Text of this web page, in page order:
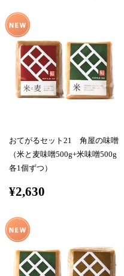
おてがるセット21 角屋の味噌
（米と麦味噌500g+米味噌500g
各1個ずつ）
¥2,630